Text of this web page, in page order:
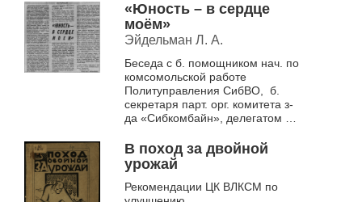
«Юность – в сердце
моём»
Эйдельман Л. А.
Беседа с б. помощником нач. по
комсомольской работе
Политуправления СибВО, б.
секретаря парт. орг. комитета з-
да «Сибкомбайн», делегатом VI
работе
В поход за двойной
урожай
Рекомендации ЦК ВЛКСМ по